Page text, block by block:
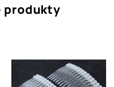
produkty